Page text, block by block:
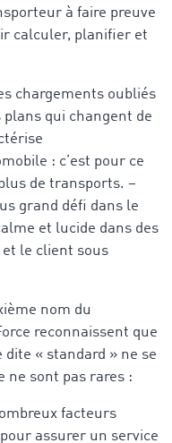
à faire preuve
calculer, planifier et
chargements oubliés
qui changent de
: c’est pour ce
de transports. –
grand défi dans le
et lucide dans des
le client sous
nom du
reconnaissent que
« standard » ne se
ne sont pas rares :
facteurs
assurer un service